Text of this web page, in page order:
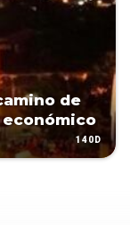
de
económico
140D